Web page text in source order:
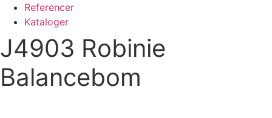
Referencer
Kataloger
J4903 Robinie
Balancebom